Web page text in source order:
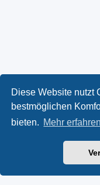
Diese Website nutzt
bestmöglichen
bieten. Mehr erfahren